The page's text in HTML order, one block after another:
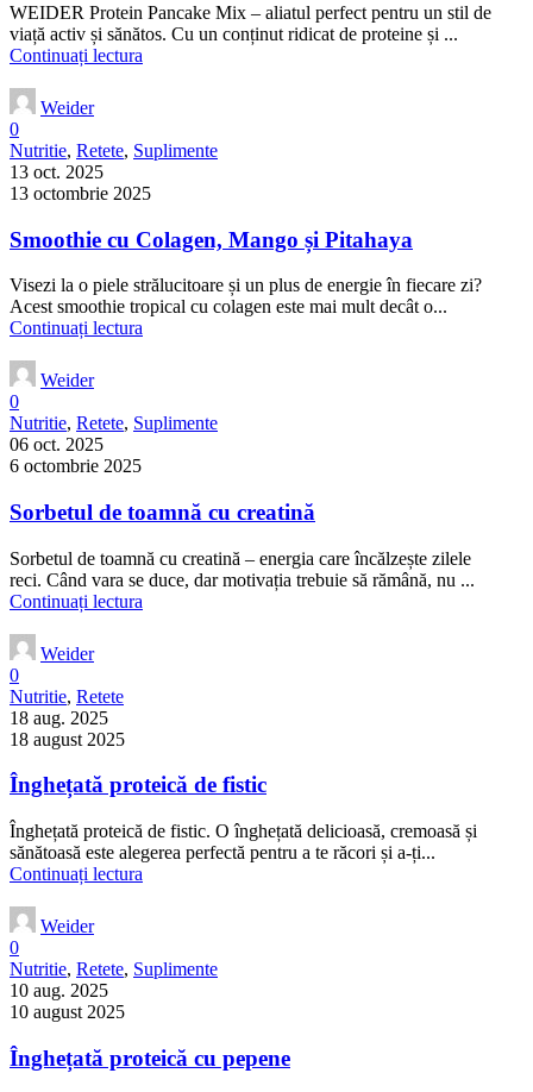
WEIDER Protein Pancake Mix – aliatul perfect pentru un stil de
viață activ și sănătos. Cu un conținut ridicat de proteine și ...
Continuați lectura
Weider
0
Nutritie, Retete, Suplimente
13 oct. 2025
13 octombrie 2025
Smoothie cu Colagen, Mango și Pitahaya
Visezi la o piele strălucitoare și un plus de energie în fiecare zi?
Acest smoothie tropical cu colagen este mai mult decât o...
Continuați lectura
Weider
0
Nutritie, Retete, Suplimente
06 oct. 2025
6 octombrie 2025
Sorbetul de toamnă cu creatină
Sorbetul de toamnă cu creatină – energia care încălzește zilele
reci. Când vara se duce, dar motivația trebuie să rămână, nu ...
Continuați lectura
Weider
0
Nutritie, Retete
18 aug. 2025
18 august 2025
Înghețată proteică de fistic
Înghețată proteică de fistic. O înghețată delicioasă, cremoasă și
sănătoasă este alegerea perfectă pentru a te răcori și a-ți...
Continuați lectura
Weider
0
Nutritie, Retete, Suplimente
10 aug. 2025
10 august 2025
Înghețată proteică cu pepene